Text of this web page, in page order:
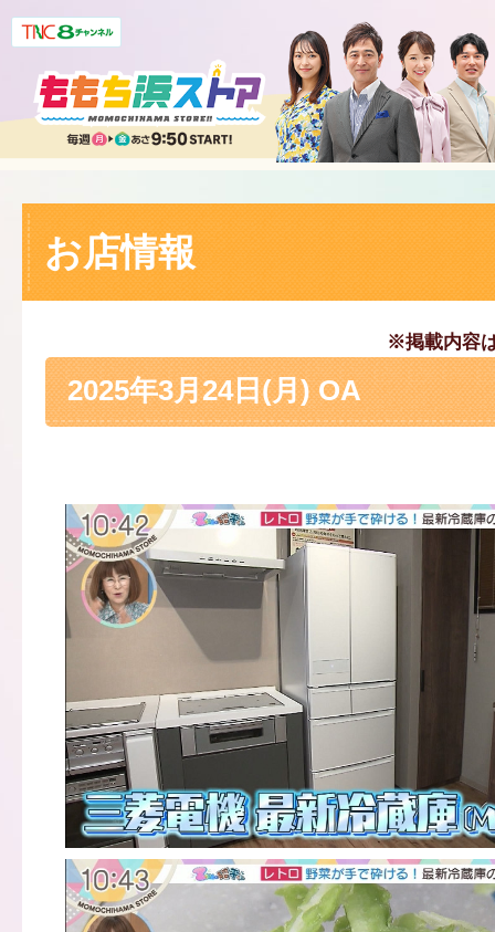
お店情報
※掲載内容
2025年3月24日(月) OA